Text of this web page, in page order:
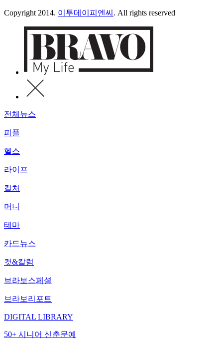
Copyright 2014. 이투데이피엔씨 . All rights reserved
전체뉴스
피플
헬스
라이프
컬처
머니
테마
카드뉴스
컷&칼럼
브라보스페셜
브라보리포트
DIGITAL LIBRARY
50+ 시니어 신춘문예